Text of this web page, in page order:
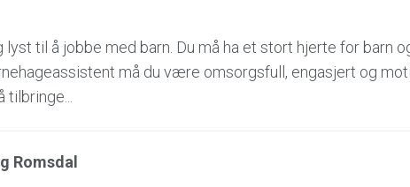
til å jobbe med barn. Du må ha et stort hjerte for barn
må du være omsorgsfull, engasjert og
Romsdal